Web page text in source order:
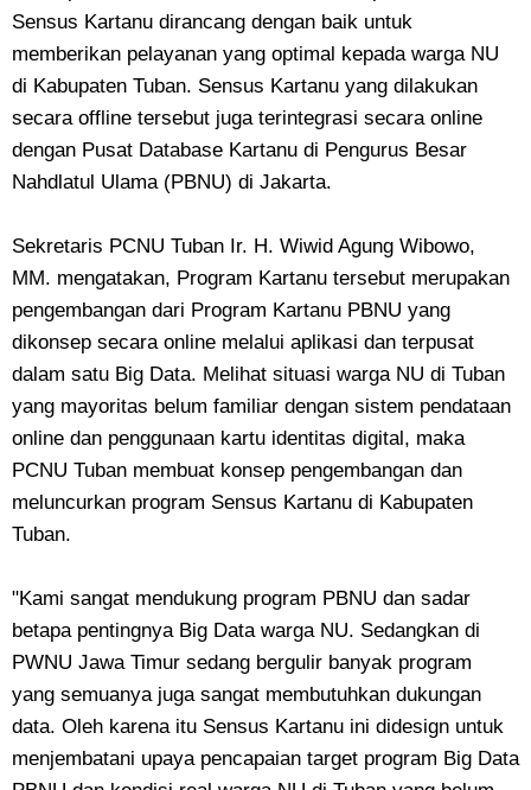
Sensus Kartanu dirancang dengan baik untuk
memberikan pelayanan yang optimal kepada warga NU
di Kabupaten Tuban. Sensus Kartanu yang dilakukan
secara offline tersebut juga terintegrasi secara online
dengan Pusat Database Kartanu di Pengurus Besar
Nahdlatul Ulama (PBNU) di Jakarta.
Sekretaris PCNU Tuban Ir. H. Wiwid Agung Wibowo,
MM. mengatakan, Program Kartanu tersebut merupakan
pengembangan dari Program Kartanu PBNU yang
dikonsep secara online melalui aplikasi dan terpusat
dalam satu Big Data. Melihat situasi warga NU di Tuban
yang mayoritas belum familiar dengan sistem pendataan
online dan penggunaan kartu identitas digital, maka
PCNU Tuban membuat konsep pengembangan dan
meluncurkan program Sensus Kartanu di Kabupaten
Tuban.
"Kami sangat mendukung program PBNU dan sadar
betapa pentingnya Big Data warga NU. Sedangkan di
PWNU Jawa Timur sedang bergulir banyak program
yang semuanya juga sangat membutuhkan dukungan
data. Oleh karena itu Sensus Kartanu ini didesign untuk
menjembatani upaya pencapaian target program Big Data